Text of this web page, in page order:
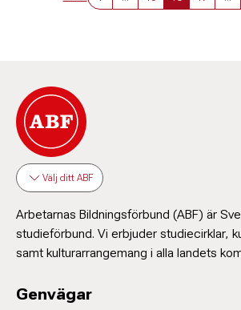
Välj ditt ABF
Arbetarnas Bildningsförbund (ABF) är
studieförbund. Vi erbjuder studiecirklar,
samt kulturarrangemang i alla landets
Genvägar